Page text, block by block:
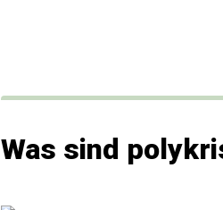
Was sind